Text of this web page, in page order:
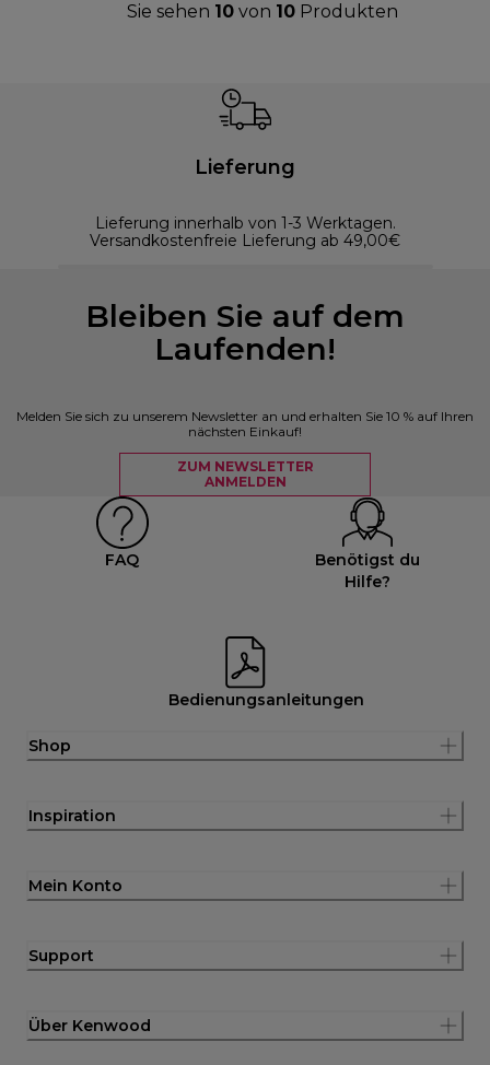
Sie sehen 10 von 10 Produkten
Lieferung
Lieferung innerhalb von 1-3 Werktagen.
Versandkostenfreie Lieferung ab 49,00€
Bleiben Sie auf dem
Laufenden!
Melden Sie sich zu unserem Newsletter an und erhalten Sie 10 % auf Ihren
nächsten Einkauf!
ZUM NEWSLETTER
ANMELDEN
FAQ
Benötigst du
Hilfe?
Bedienungsanleitungen
Shop
Inspiration
Mein Konto
Support
Über Kenwood